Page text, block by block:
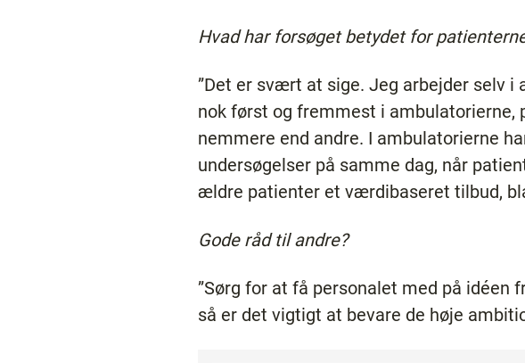
Hvad har forsøget betydet for
”Det er svært at sige. Jeg arbejder selv i
nok først og fremmest i ambulatorierne,
nemmere end andre. I ambulatorierne
undersøgelser på samme dag, når
ældre patienter et værdibaseret tilbud,
Gode råd til andre?
”Sørg for at få personalet med på idéen
så er det vigtigt at bevare de høje